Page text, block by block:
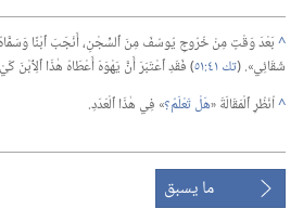
^بَعْدَ وَقْتٍ مِنْ خُرُوجِ يُوسُفَ مِنَ ٱلسِّجْنِ،‏ أَنْجَبَ ٱبْنًا وَسَمَّاهُ
شَقَائِي».‏ (‏تك ٤١:‏٥١
‏)‏ فَقَدِ ٱعْتَبَرَ أَنَّ يَهْوَهَ أَعْطَاهُ هٰذَا ٱلِٱبْنَ
^اُنْظُرِ ٱلْمَقَالَةَ «‏هَلْ تَعْلَمُ؟‏‏» فِي هٰذَا ٱلْعَدَدِ.‏
ما يسبق